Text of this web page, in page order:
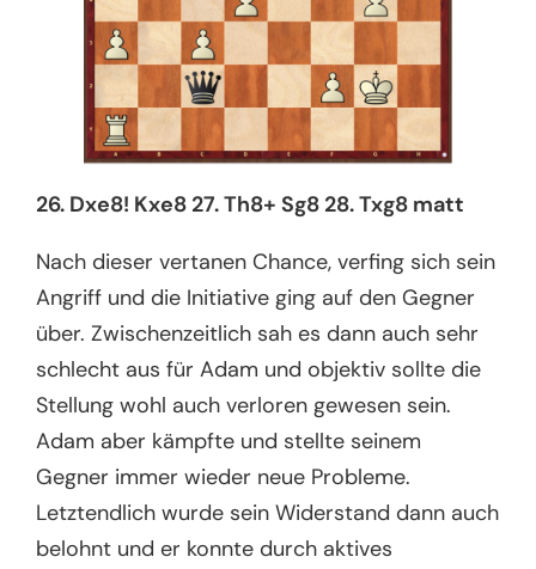
26. Dxe8! Kxe8 27. Th8+ Sg8 28. Txg8 matt
Nach dieser vertanen Chance, verfing sich sein
Angriff und die Initiative ging auf den Gegner
über. Zwischenzeitlich sah es dann auch sehr
schlecht aus für Adam und objektiv sollte die
Stellung wohl auch verloren gewesen sein.
Adam aber kämpfte und stellte seinem
Gegner immer wieder neue Probleme.
Letztendlich wurde sein Widerstand dann auch
belohnt und er konnte durch aktives